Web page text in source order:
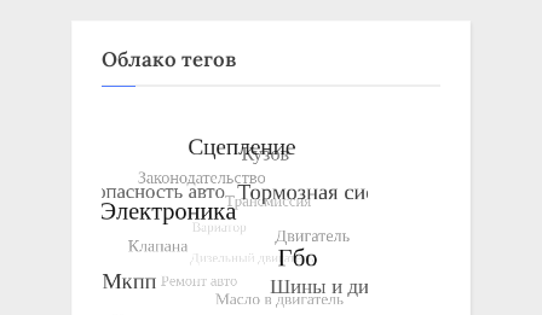
Облако тегов